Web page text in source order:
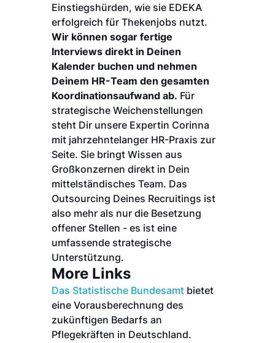
Einstiegshürden, wie sie EDEKA
erfolgreich für Thekenjobs nutzt.
Wir können sogar fertige
Interviews direkt in Deinen
Kalender buchen und nehmen
Deinem HR-Team den gesamten
Koordinationsaufwand ab. Für
strategische Weichenstellungen
steht Dir unsere Expertin Corinna
mit jahrzehntelanger HR-Praxis zur
Seite. Sie bringt Wissen aus
Großkonzernen direkt in Dein
mittelständisches Team. Das
Outsourcing Deines Recruitings ist
also mehr als nur die Besetzung
offener Stellen - es ist eine
umfassende strategische
Unterstützung.
More Links
Das Statistische Bundesamt bietet
eine Vorausberechnung des
zukünftigen Bedarfs an
Pflegekräften in Deutschland.